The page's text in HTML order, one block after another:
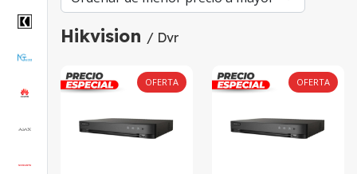
Hikvision / Dvr
OFERTA OFERTA